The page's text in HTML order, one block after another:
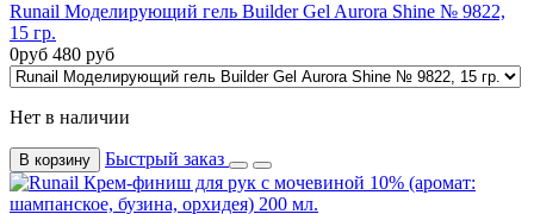
Runail Моделирующий гель Builder Gel Aurora Shine № 9822,
15 гр.
0руб 480 руб
Нет в наличии
В корзину Быстрый заказ